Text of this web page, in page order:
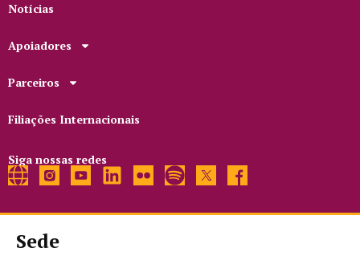
Notícias
Apoiadores
Parceiros
Filiações Internacionais
Siga nossas redes
Sede